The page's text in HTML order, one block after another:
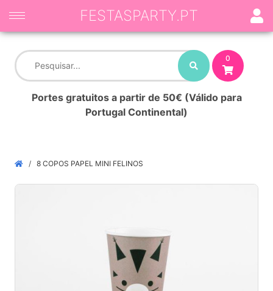
0
Portes gratuitos a partir de 50€ (Válido para
Portugal Continental)
FESTASPARTY.PT
8 COPOS PAPEL MINI FELINOS